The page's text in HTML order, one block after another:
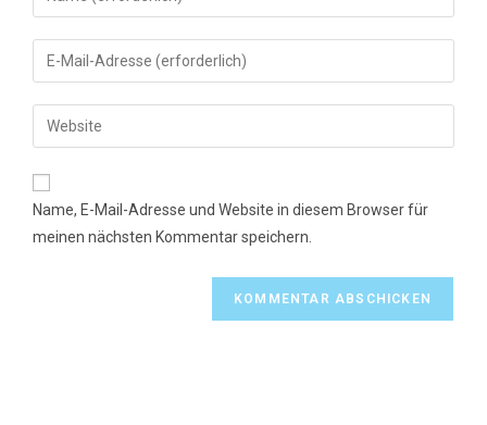
deinen
Namen
oder
zum
Kommentieren
ein
Gib
deine
E-
Mail-
zum
Kommentieren
ein
Gib
deine
Website-
Name, E-Mail-Adresse und Website in diesem Browser für
meinen nächsten Kommentar speichern.